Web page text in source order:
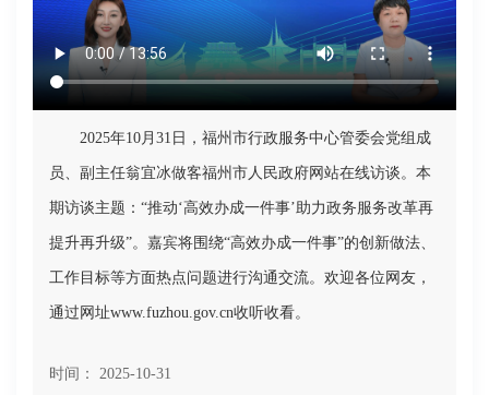
2025年10月31日，福州市行政服务中心管委会党组成
员、副主任翁宜冰做客福州市人民政府网站在线访谈。本
期访谈主题：“推动‘高效办成一件事’助力政务服务改革再
提升再升级”。嘉宾将围绕“高效办成一件事”的创新做法、
工作目标等方面热点问题进行沟通交流。欢迎各位网友，
通过网址www.fuzhou.gov.cn收听收看。
时间： 2025-10-31